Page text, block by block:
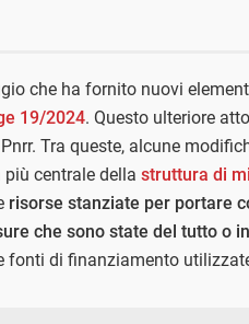
che ha fornito nuovi
19/2024. Questo ulteriore
Tra queste, alcune
centrale della struttura di
risorse stanziate per portare
che sono state del tutto o
fonti di finanziamento